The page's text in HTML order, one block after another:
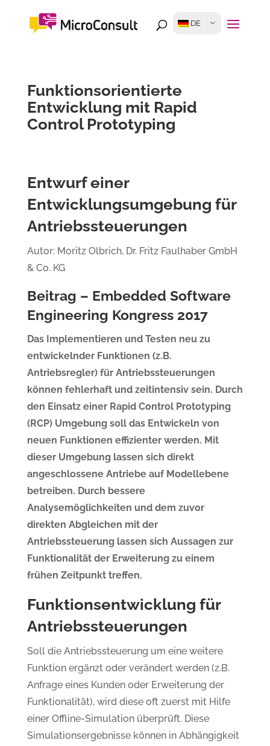
DE
Funktionsorientierte
Entwicklung mit Rapid
Control Prototyping
Entwurf einer
Entwicklungsumgebung für
Antriebssteuerungen
Autor: Moritz Olbrich, Dr. Fritz Faulhaber GmbH
& Co. KG
Beitrag – Embedded Software
Engineering Kongress 2017
Das Implementieren und Testen neu zu
entwickelnder Funktionen (z.B.
Antriebsregler) für Antriebssteuerungen
können fehlerhaft und zeitintensiv sein. Durch
den Einsatz einer Rapid Control Prototyping
(RCP) Umgebung soll das Entwickeln von
neuen Funktionen effizienter werden. Mit
dieser Umgebung lassen sich direkt
angeschlossene Antriebe auf Modellebene
betreiben. Durch bessere
Analysemöglichkeiten und dem zuvor
direkten Abgleichen mit der
Antriebssteuerung lassen sich Aussagen zur
Funktionalität der Erweiterung zu einem
frühen Zeitpunkt treffen.
Funktionsentwicklung für
Antriebssteuerungen
Soll die Antriebssteuerung um eine weitere
Funktion ergänzt oder verändert werden (z.B.
Anfrage eines Kunden oder Erweiterung der
Funktionalität), wird diese oft zuerst mit Hilfe
einer Offline-Simulation überprüft. Diese
Simulationsergebnisse können in Abhängigkeit